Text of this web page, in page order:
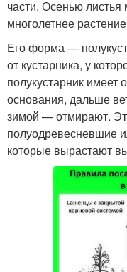
части. Осенью
многолетнее
Его форма —
от кустарника, у
полукустарник имеет
основания, дальше
зимой — отмирают.
полуодревесневшие
которые вырастают